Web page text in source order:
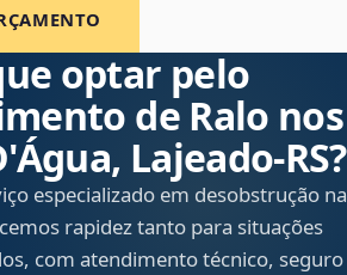
optar pelo
de Ralo nos
Lajeado‑RS?
especializado em desobstrução na
rapidez tanto para situações
com atendimento técnico, seguro